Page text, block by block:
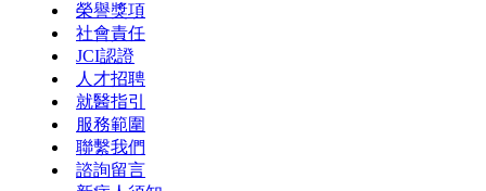
榮譽獎項
社會責任
JCI認證
人才招聘
就醫指引
服務範圍
聯繫我們
諮詢留言